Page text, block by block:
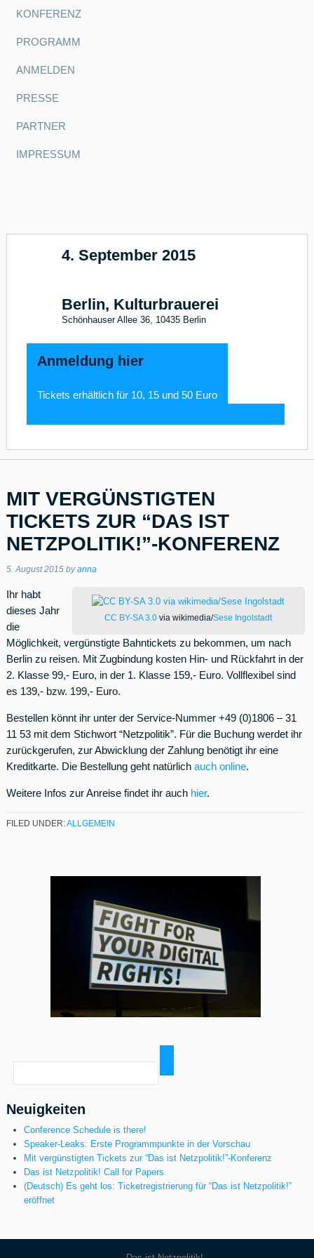
KONFERENZ
PROGRAMM
ANMELDEN
PRESSE
PARTNER
IMPRESSUM
4. September 2015
Berlin, Kulturbrauerei
Schönhauser Allee 36, 10435 Berlin
Anmeldung hier
Tickets erhältlich für 10, 15 und 50 Euro
MIT VERGÜNSTIGTEN
TICKETS ZUR “DAS IST
NETZPOLITIK!”-KONFERENZ
5. August 2015byanna
CC BY-SA 3.0 via wikimedia/Sese Ingolstadt
Ihr habt
dieses Jahr
die
Möglichkeit, vergünstigte Bahntickets zu bekommen, um nach
Berlin zu reisen. Mit Zugbindung kosten Hin- und Rückfahrt in der
2. Klasse 99,- Euro, in der 1. Klasse 159,- Euro. Vollflexibel sind
es 139,- bzw. 199,- Euro.
Bestellen könnt ihr unter der Service-Nummer +49 (0)1806 – 31
11 53 mit dem Stichwort “Netzpolitik”. Für die Buchung werdet ihr
zurückgerufen, zur Abwicklung der Zahlung benötigt ihr eine
Kreditkarte. Die Bestellung geht natürlich auch online.
Weitere Infos zur Anreise findet ihr auch hier.
FILED UNDER:ALLGEMEIN
Neuigkeiten
Conference Schedule is there!
Speaker-Leaks: Erste Programmpunkte in der Vorschau
Mit vergünstigten Tickets zur “Das ist Netzpolitik!”-Konferenz
Das ist Netzpolitik! Call for Papers
(Deutsch) Es geht los: Ticketregistrierung für “Das ist Netzpolitik!”
eröffnet